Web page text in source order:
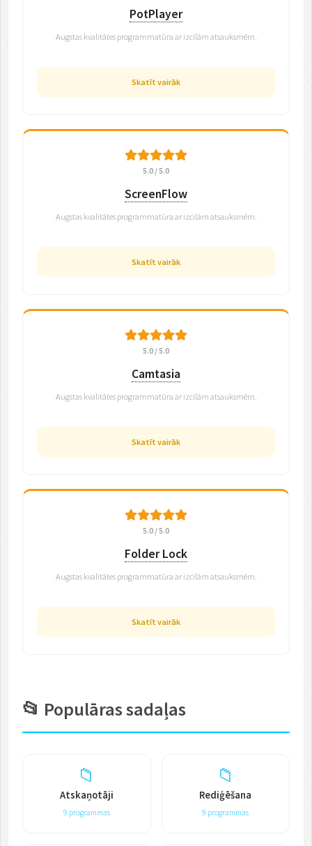
PotPlayer
Augstas kvalitātes programmatūra ar izcilām atsauksmēm.
Skatīt vairāk
5.0 / 5.0
ScreenFlow
Augstas kvalitātes programmatūra ar izcilām atsauksmēm.
Skatīt vairāk
5.0 / 5.0
Camtasia
Augstas kvalitātes programmatūra ar izcilām atsauksmēm.
Skatīt vairāk
5.0 / 5.0
Folder Lock
Augstas kvalitātes programmatūra ar izcilām atsauksmēm.
Skatīt vairāk
📂 Populāras sadaļas
📁
Atskaņotāji
9 programmas
📁
Rediģēšana
9 programmas